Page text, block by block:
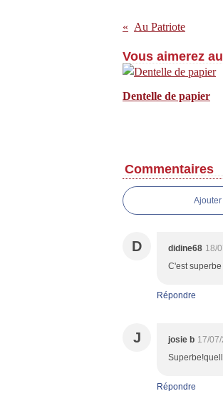
Au Patriote
Vous aimerez
Dentelle de papier
Commentaires
D didine68 18/
C'est superbe
Répondre
J josie b 17/
Répondre